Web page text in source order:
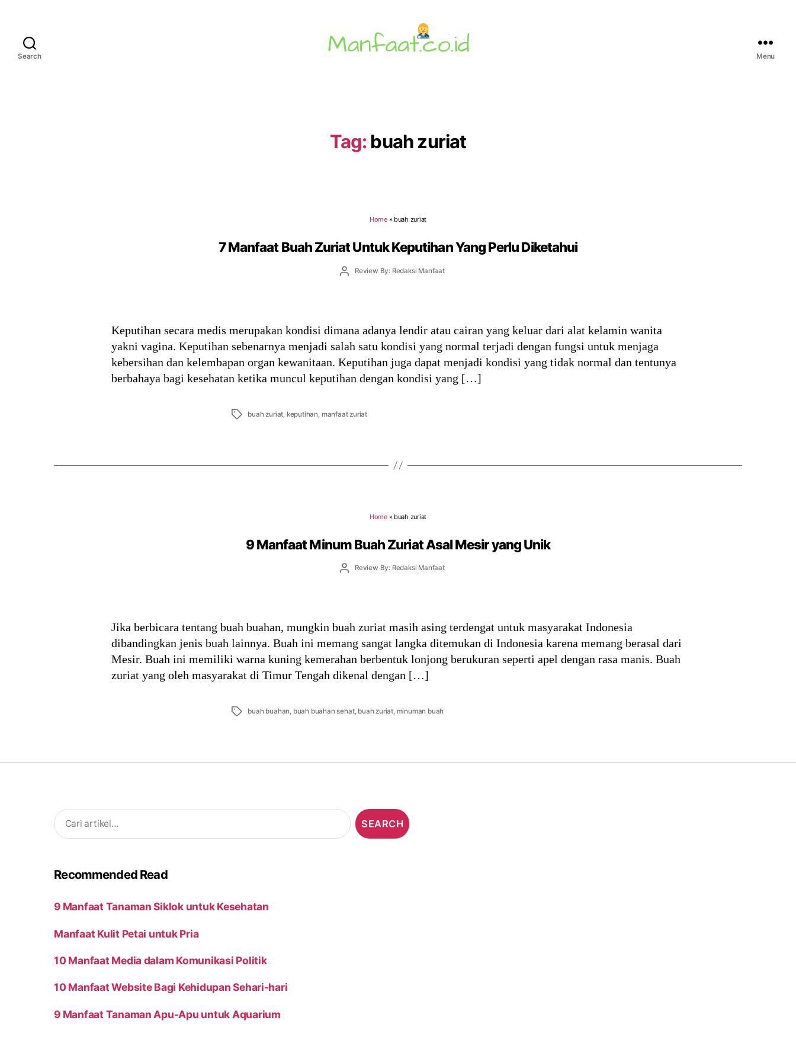
Search Menu
Tag: buah zuriat
Home» buah zuriat
7 Manfaat Buah Zuriat Untuk Keputihan Yang Perlu Diketahui
PostReview By: Redaksi Manfaat
Keputihan secara medis merupakan kondisi dimana adanya lendir atau cairan yang keluar dari alat kelamin wanita
yakni vagina. Keputihan sebenarnya menjadi salah satu kondisi yang normal terjadi dengan fungsi untuk menjaga
kebersihan dan kelembapan organ kewanitaan. Keputihan juga dapat menjadi kondisi yang tidak normal dan tentunya
berbahaya bagi kesehatan ketika muncul keputihan dengan kondisi yang […]
Tags buah zuriat keputihan manfaat zuriat
Home» buah zuriat
9 Manfaat Minum Buah Zuriat Asal Mesir yang Unik
PostReview By: Redaksi Manfaat
Jika berbicara tentang buah buahan, mungkin buah zuriat masih asing terdengat untuk masyarakat Indonesia
dibandingkan jenis buah lainnya. Buah ini memang sangat langka ditemukan di Indonesia karena memang berasal dari
Mesir. Buah ini memiliki warna kuning kemerahan berbentuk lonjong berukuran seperti apel dengan rasa manis. Buah
zuriat yang oleh masyarakat di Timur Tengah dikenal dengan […]
Tags buah buahan buah buahan sehat, buah zuriat, minuman buah
Search
for:
Recommended Read
9 Manfaat Tanaman Siklok untuk Kesehatan
Manfaat Kulit Petai untuk Pria
10 Manfaat Media dalam Komunikasi Politik
10 Manfaat Website Bagi Kehidupan Sehari-hari
9 Manfaat Tanaman Apu-Apu untuk Aquarium